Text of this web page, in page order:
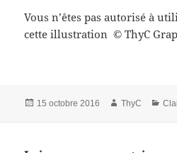
Vous n’êtes pas autorisé à
cette illustration©ThyC
Publié
15 octobre 2016 Auteur
ThyC